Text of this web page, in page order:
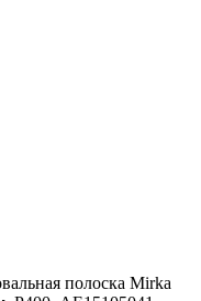
полоска Mirka